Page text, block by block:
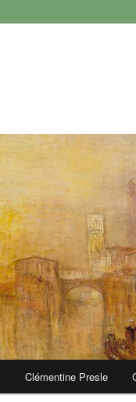
Clémentine Presle